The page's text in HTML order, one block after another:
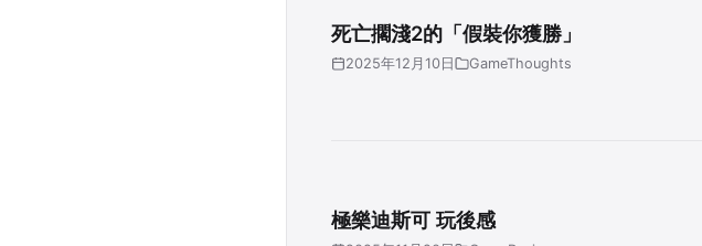
死亡擱淺2的「假裝你獲勝」
2025年12月10日 GameThoughts
極樂迪斯可 玩後感